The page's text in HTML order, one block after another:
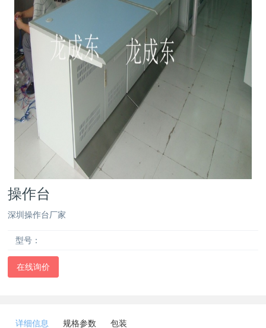
操作台
深圳操作台厂家
型号：
在线询价
详细信息 规格参数 包装